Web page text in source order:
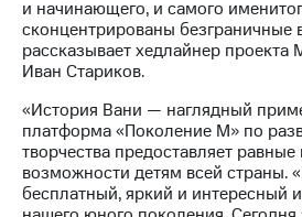
и начинающего, и самого
сконцентрированы
рассказывает хедлайнер
Иван Стариков.
«История Вани — наглядный
платформа «Поколение М» по
творчества предоставляет
возможности детям всей страны.
бесплатный, яркий и интересный